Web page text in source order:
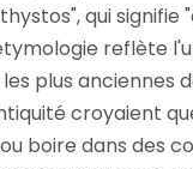
qui signifie
reflète
plus anciennes
croyaient
boire dans des